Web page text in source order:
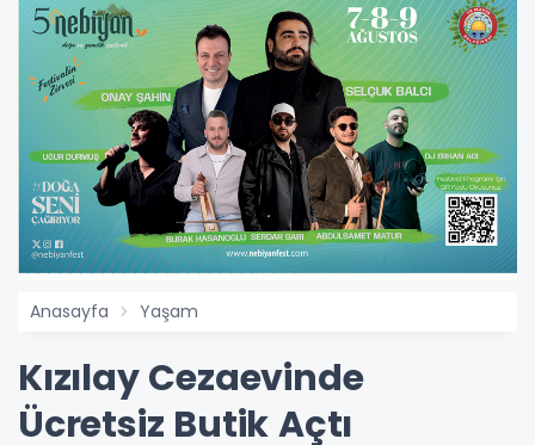
Anasayfa Yaşam
Kızılay Cezaevinde
Ücretsiz Butik Açtı